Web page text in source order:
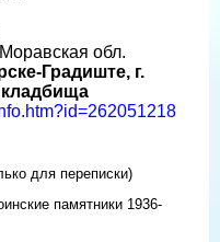
обл.
Градиште, г.
кладбища
для переписки)
памятники 1936-